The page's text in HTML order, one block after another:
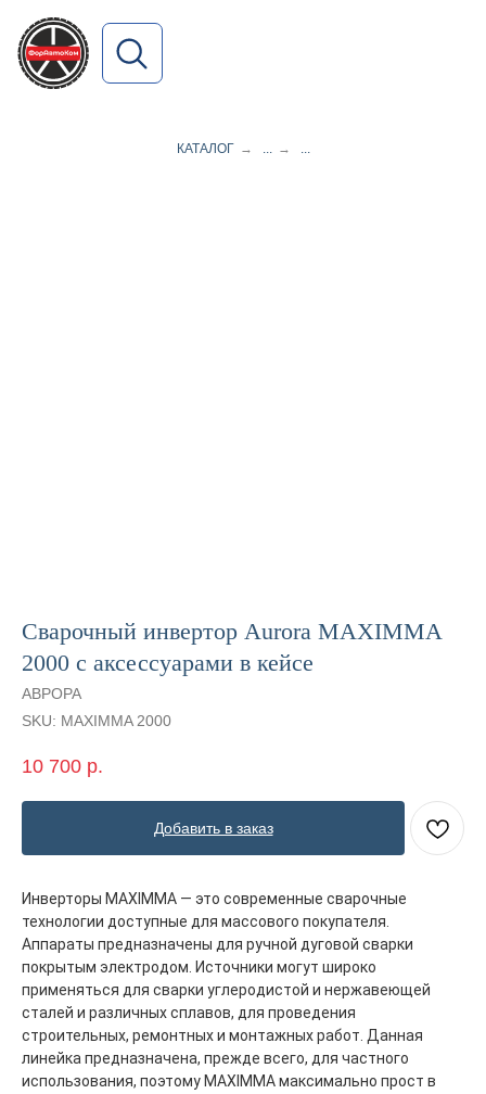
КАТАЛОГ → ... → ...
Сварочный инвертор Aurora MAXIMMA
2000 с аксессуарами в кейсе
АВРОРА
SKU: MAXIMMA 2000
10 700 р.
Добавить в заказ
Инверторы MAXIMMA — это современные сварочные
технологии доступные для массового покупателя.
Аппараты предназначены для ручной дуговой сварки
покрытым электродом. Источники могут широко
применяться для сварки углеродистой и нержавеющей
сталей и различных сплавов, для проведения
строительных, ремонтных и монтажных работ. Данная
линейка предназначена, прежде всего, для частного
использования, поэтому MAXIMMA максимально прост в